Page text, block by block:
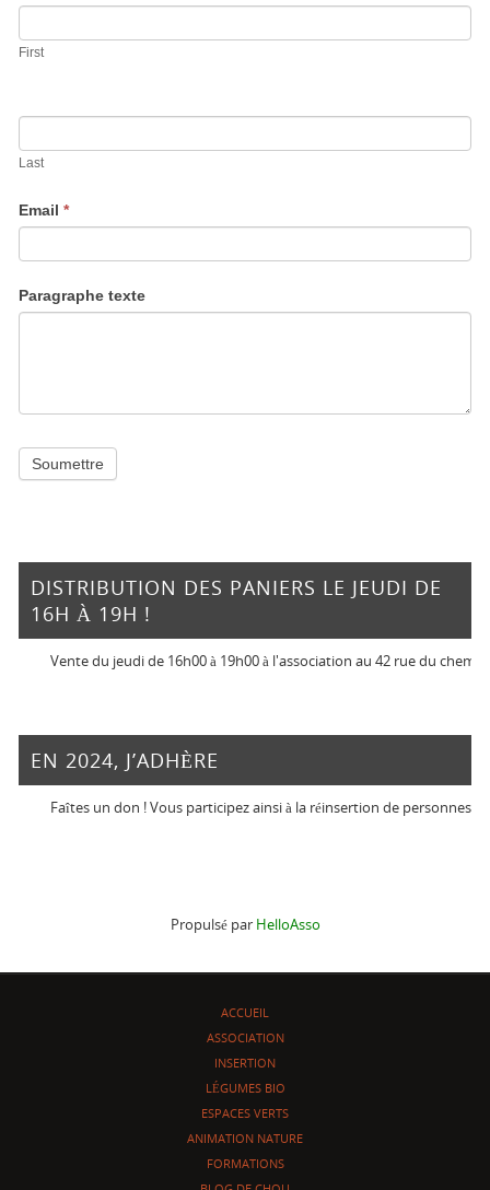
First
Last
Email*
Paragraphe texte
Soumettre
DISTRIBUTION DES PANIERS LE JEUDI DE
16H À 19H !
Vente du jeudi de 16h00 à 19h00 à l'association au 42 rue du chemin vert
EN 2024, J’ADHÈRE
Faîtes un don ! Vous participez ainsi à la réinsertion de personnes en
Propulsé par HelloAsso
ACCUEIL
ASSOCIATION
INSERTION
LÉGUMES BIO
ESPACES VERTS
ANIMATION NATURE
FORMATIONS